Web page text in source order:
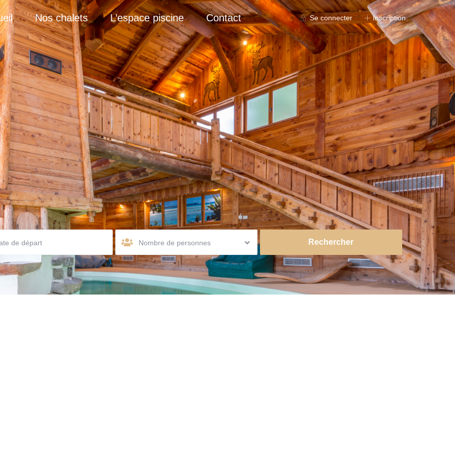
Se connecter Inscription
Nos chalets L’espace piscine Contact
Nombre de personnes